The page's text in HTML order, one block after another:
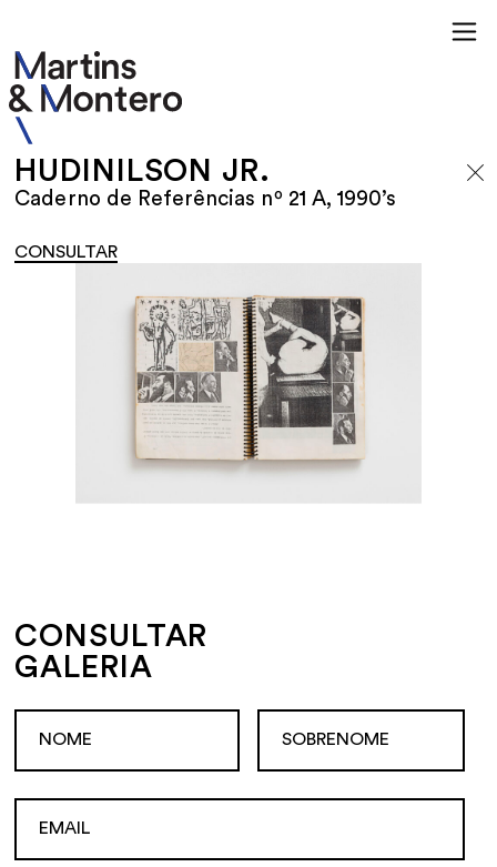
HUDINILSON JR.
Caderno de Referências nº 21 A, 1990’s
CONSULTAR
CONSULTAR
GALERIA